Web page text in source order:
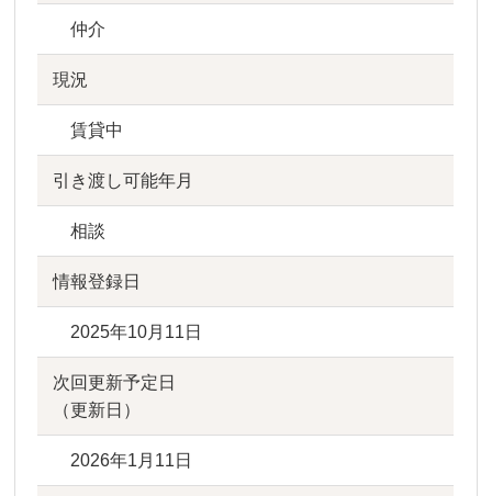
仲介
現況
賃貸中
引き渡し可能年月
相談
情報登録日
2025年10月11日
次回更新予定日
（更新日）
2026年1月11日